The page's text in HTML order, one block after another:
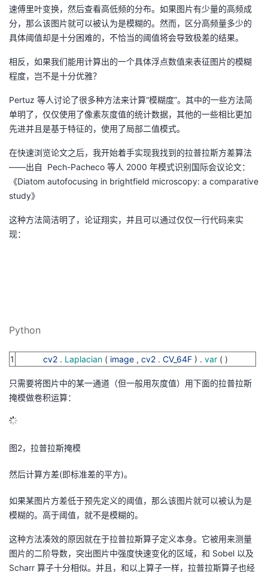
速傅里叶变换，然后查看高低频的分布。如果图片有少量的高频成
分，那么该图片就可以被认为是模糊的。然而，区分高频量多少的
具体阈值却是十分困难的，不恰当的阈值将会导致极差的结果。
相反，如果我们能用计算出的一个具体浮点数值来表征图片的模糊
程度，岂不是十分优雅？
Pertuz 等人讨论了很多种方法来计算“模糊度”。其中的一些方法简
单明了，仅仅使用了像素灰度值的统计数据，其他的一些相比更加
先进并且是基于特征的，使用了局部二值模式。
在快速浏览论文之后，我开始着手实现我找到的拉普拉斯方差算法
——出自 Pech-Pacheco 等人 2000 年模式识别国际会议论文：
《Diatom autofocusing in brightfield microscopy: a comparative
study》
这种方法简洁明了，论证翔实，并且可以通过仅仅一行代码来实
现：
Python
1 cv2 . Laplacian ( image , cv2 . CV_64F ) . var ( )
只需要将图片中的某一通道（但一般用灰度值）用下面的拉普拉斯
掩模做卷积运算：
图2，拉普拉斯掩模
然后计算方差(即标准差的平方)。
如果某图片方差低于预先定义的阈值，那么该图片就可以被认为是
模糊的。高于阈值，就不是模糊的。
这种方法凑效的原因就在于拉普拉斯算子定义本身。它被用来测量
图片的二阶导数，突出图片中强度快速变化的区域，和 Sobel 以及
Scharr 算子十分相似。并且，和以上算子一样，拉普拉斯算子也经